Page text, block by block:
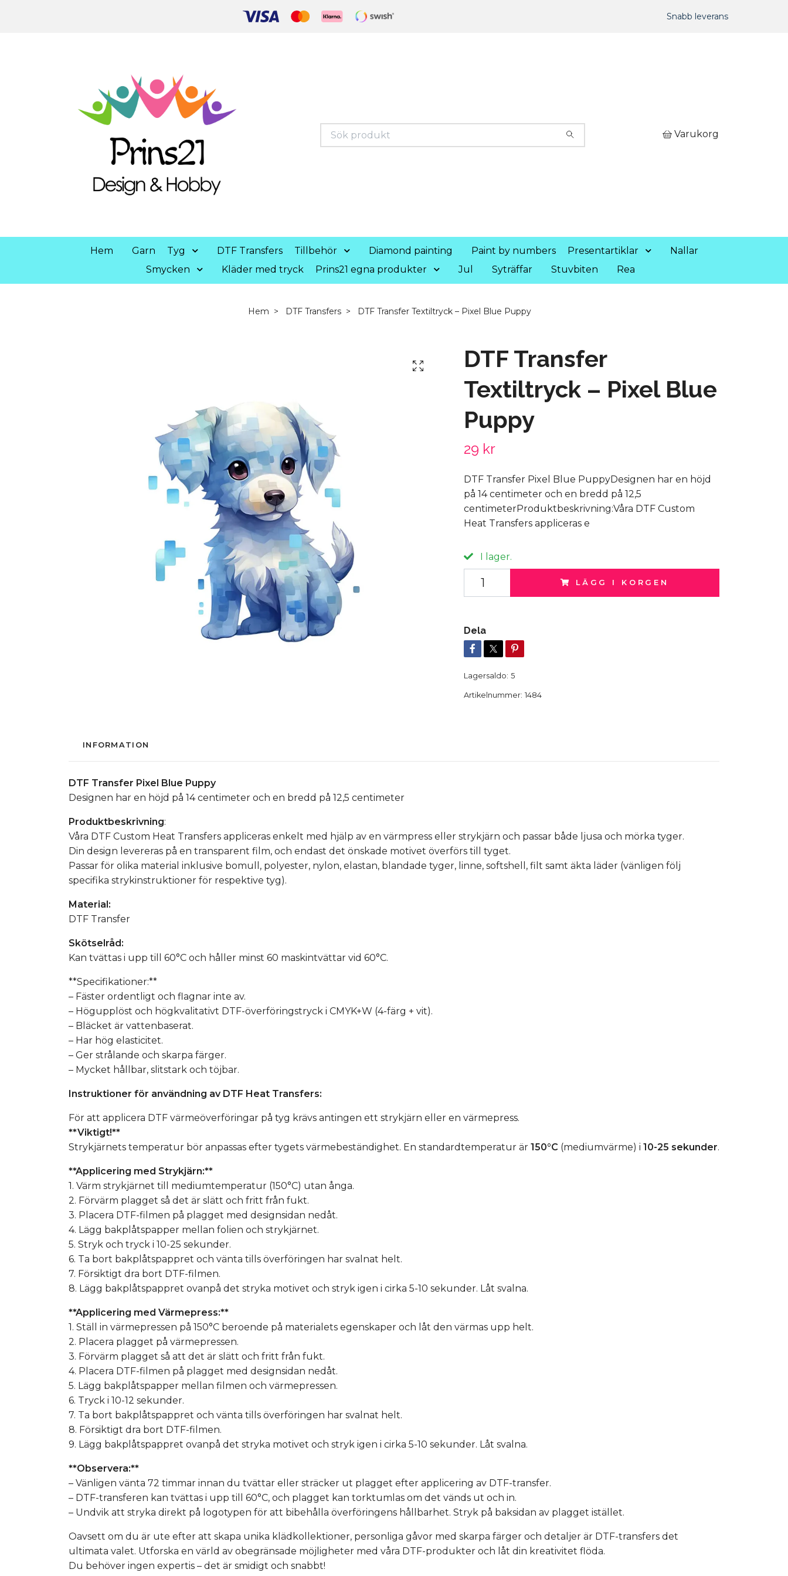
Snabb leverans
Varukorg
Hem Garn Tyg DTF Transfers Tillbehör Diamond painting Paint by numbers Presentartiklar
Nallar
Smycken
Kläder med tryck Prins21 egna produkter Jul Syträffar Stuvbiten Rea
Hem DTF Transfers DTF Transfer Textiltryck – Pixel Blue Puppy
DTF Transfer
Textiltryck – Pixel Blue
Puppy
29 kr
DTF Transfer Pixel Blue PuppyDesignen har en höjd
på 14 centimeter och en bredd på 12,5
centimeterProduktbeskrivning:Våra DTF Custom
Heat Transfers appliceras e
I lager.
LÄGG I KORGEN
Dela
Lagersaldo: 5
Artikelnummer: 1484
INFORMATION
DTF Transfer Pixel Blue Puppy
Designen har en höjd på 14 centimeter och en bredd på 12,5 centimeter
Produktbeskrivning:
Våra DTF Custom Heat Transfers appliceras enkelt med hjälp av en värmpress eller strykjärn och passar både ljusa och mörka tyger.
Din design levereras på en transparent film, och endast det önskade motivet överförs till tyget.
Passar för olika material inklusive bomull, polyester, nylon, elastan, blandade tyger, linne, softshell, filt samt äkta läder (vänligen följ
specifika strykinstruktioner för respektive tyg).
Material:
DTF Transfer
Skötselråd:
Kan tvättas i upp till 60°C och håller minst 60 maskintvättar vid 60°C.
**Specifikationer:**
– Fäster ordentligt och flagnar inte av.
– Högupplöst och högkvalitativt DTF-överföringstryck i CMYK+W (4-färg + vit).
– Bläcket är vattenbaserat.
– Har hög elasticitet.
– Ger strålande och skarpa färger.
– Mycket hållbar, slitstark och töjbar.
Instruktioner för användning av DTF Heat Transfers:
För att applicera DTF värmeöverföringar på tyg krävs antingen ett strykjärn eller en värmepress.
**Viktigt!**
Strykjärnets temperatur bör anpassas efter tygets värmebeständighet. En standardtemperatur är 150°C (mediumvärme) i 10-25 sekunder.
**Applicering med Strykjärn:**
1. Värm strykjärnet till mediumtemperatur (150°C) utan ånga.
2. Förvärm plagget så det är slätt och fritt från fukt.
3. Placera DTF-filmen på plagget med designsidan nedåt.
4. Lägg bakplåtspapper mellan folien och strykjärnet.
5. Stryk och tryck i 10-25 sekunder.
6. Ta bort bakplåtspappret och vänta tills överföringen har svalnat helt.
7. Försiktigt dra bort DTF-filmen.
8. Lägg bakplåtspappret ovanpå det stryka motivet och stryk igen i cirka 5-10 sekunder. Låt svalna.
**Applicering med Värmepress:**
1. Ställ in värmepressen på 150°C beroende på materialets egenskaper och låt den värmas upp helt.
2. Placera plagget på värmepressen.
3. Förvärm plagget så att det är slätt och fritt från fukt.
4. Placera DTF-filmen på plagget med designsidan nedåt.
5. Lägg bakplåtspapper mellan filmen och värmepressen.
6. Tryck i 10-12 sekunder.
7. Ta bort bakplåtspappret och vänta tills överföringen har svalnat helt.
8. Försiktigt dra bort DTF-filmen.
9. Lägg bakplåtspappret ovanpå det stryka motivet och stryk igen i cirka 5-10 sekunder. Låt svalna.
**Observera:**
– Vänligen vänta 72 timmar innan du tvättar eller sträcker ut plagget efter applicering av DTF-transfer.
– DTF-transferen kan tvättas i upp till 60°C, och plagget kan torktumlas om det vänds ut och in.
– Undvik att stryka direkt på logotypen för att bibehålla överföringens hållbarhet. Stryk på baksidan av plagget istället.
Oavsett om du är ute efter att skapa unika klädkollektioner, personliga gåvor med skarpa färger och detaljer är DTF-transfers det
ultimata valet. Utforska en värld av obegränsade möjligheter med våra DTF-produkter och låt din kreativitet flöda.
Du behöver ingen expertis – det är smidigt och snabbt!